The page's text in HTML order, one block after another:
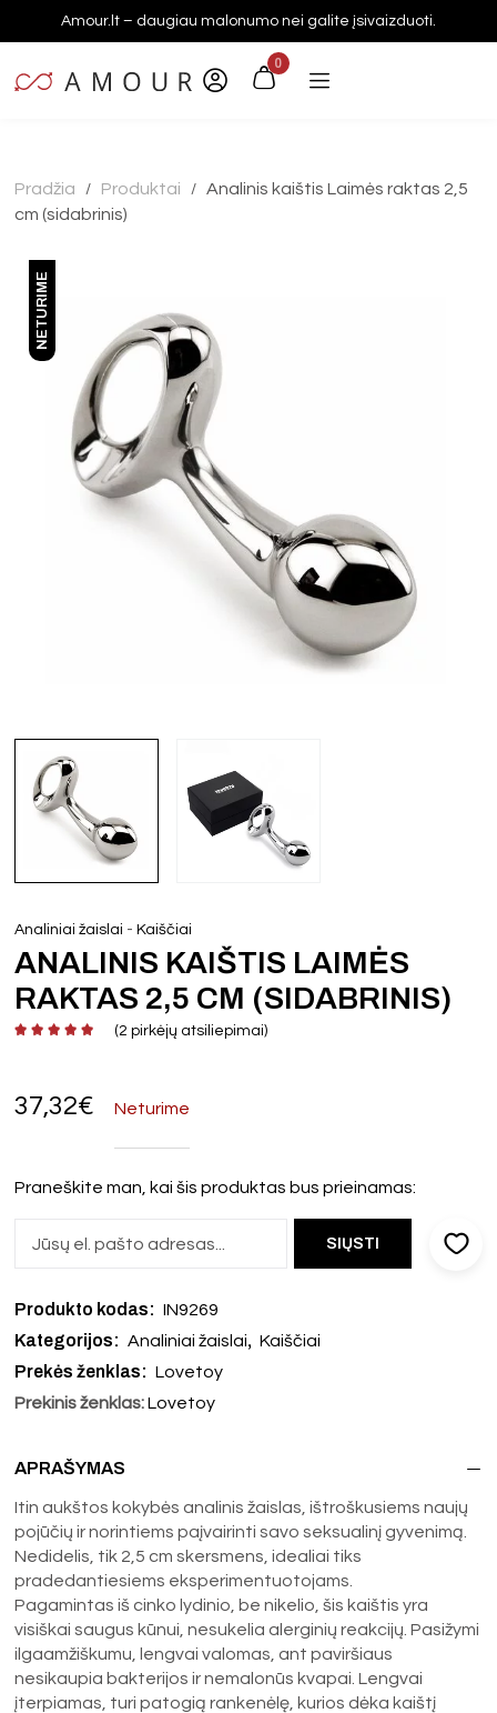
Amour.lt – daugiau malonumo nei galite įsivaizduoti.
0
Pradžia / Produktai /
Analinis kaištis Laimės raktas 2,5
cm (sidabrinis)
NETURIME
Analiniai žaislai -Kaiščiai
ANALINIS KAIŠTIS LAIMĖS
RAKTAS 2,5 CM (SIDABRINIS)
(2 pirkėjų atsiliepimai)
37,32€ Neturime
Praneškite man, kai šis produktas bus prieinamas:
Produkto kodas: IN9269
Kategorijos: Analiniai žaislai, Kaiščiai
Prekės ženklas: Lovetoy
Prekinis ženklas: Lovetoy
APRAŠYMAS
Itin aukštos kokybės analinis žaislas, ištroškusiems naujų
pojūčių ir norintiems paįvairinti savo seksualinį gyvenimą.
Nedidelis, tik 2,5 cm skersmens, idealiai tiks
pradedantiesiems eksperimentuotojams.
Pagamintas iš cinko lydinio, be nikelio, šis kaištis yra
visiškai saugus kūnui, nesukelia alerginių reakcijų. Pasižymi
ilgaamžiškumu, lengvai valomas, ant paviršiaus
nesikaupia bakterijos ir nemalonūs kvapai. Lengvai
įterpiamas, turi patogią rankenėlę, kurios dėka kaištį